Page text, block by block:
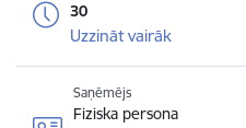
30
Uzzināt vairāk
Saņēmējs
Fiziska persona